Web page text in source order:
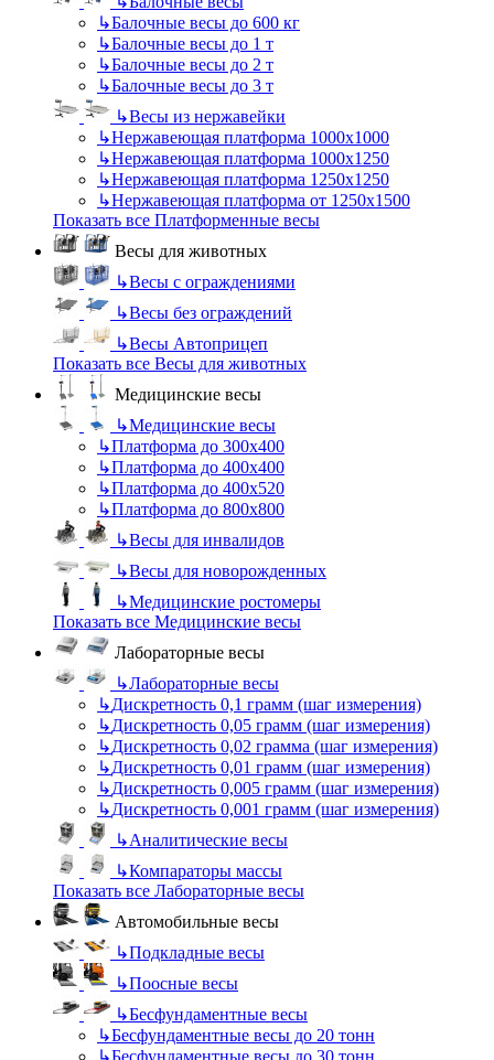
↳Балочные весы до 600 кг
↳Балочные весы до 1 т
↳Балочные весы до 2 т
↳Балочные весы до 3 т
↳Весы из нержавейки
↳Нержавеющая платформа 1000х1000
↳Нержавеющая платформа 1000х1250
↳Нержавеющая платформа 1250х1250
↳Нержавеющая платформа от 1250х1500
Показать все Платформенные весы
Весы для животных
↳Весы с ограждениями
↳Весы без ограждений
↳Весы Автоприцеп
Показать все Весы для животных
Медицинские весы
↳Медицинские весы
↳Платформа до 300х400
↳Платформа до 400х400
↳Платформа до 400х520
↳Платформа до 800х800
↳Весы для инвалидов
↳Весы для новорожденных
↳Медицинские ростомеры
Показать все Медицинские весы
Лабораторные весы
↳Лабораторные весы
↳Дискретность 0,1 грамм (шаг измерения)
↳Дискретность 0,05 грамм (шаг измерения)
↳Дискретность 0,02 грамма (шаг измерения)
↳Дискретность 0,01 грамм (шаг измерения)
↳Дискретность 0,005 грамм (шаг измерения)
↳Дискретность 0,001 грамм (шаг измерения)
↳Аналитические весы
↳Компараторы массы
Показать все Лабораторные весы
Автомобильные весы
↳Подкладные весы
↳Поосные весы
↳Бесфундаментные весы
↳Бесфундаментные весы до 20 тонн
↳Бесфундаментные весы до 30 тонн